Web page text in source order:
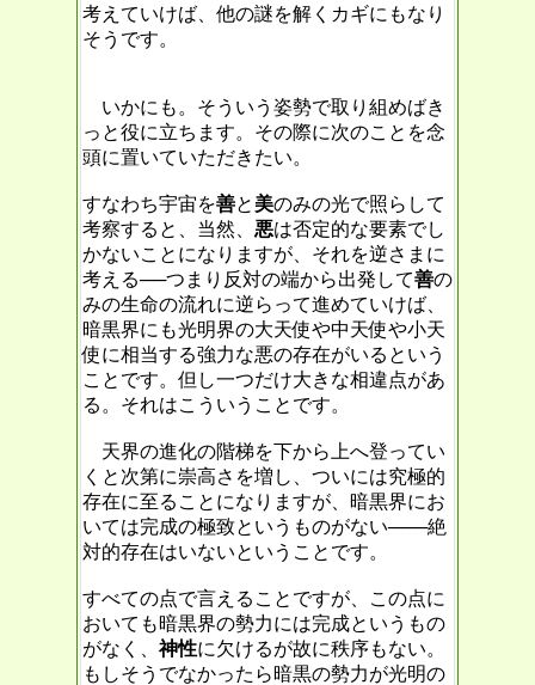
考えていけば、他の謎を解くカギにもなり
そうです。
いかにも。そういう姿勢で取り組めばき
っと役に立ちます。その際に次のことを念
頭に置いていただきたい。
すなわち宇宙を善と 美のみの光で照らして
考察すると、当然、 悪は否定的な要素でし
かないことになりますが、それを逆さまに
考える──つまり反対の端から出発して善の
みの生命の流れに逆らって進めていけば、
暗黒界にも光明界の大天使や中天使や小天
使に相当する強力な悪の存在がいるという
ことです。但し一つだけ大きな相違点があ
る。それはこういうことです。
天界の進化の階梯を下から上へ登ってい
くと次第に崇高さを増し、ついには究極的
存在に至ることになりますが、暗黒界にお
いては完成の極致というものがない───絶
対的存在はいないということです。
すべての点で言えることですが、この点に
おいても暗黒界の勢力には完成というもの
がなく、神性に欠けるが故に秩序もない。
もしそうでなかったら暗黒の勢力が光明の